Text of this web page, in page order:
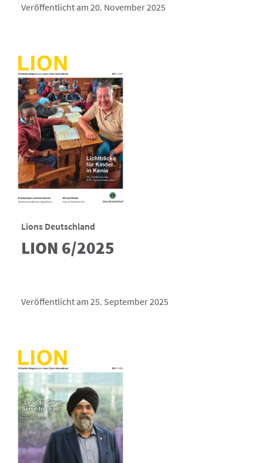
Veröffentlicht am 20. November 2025
Lions Deutschland
LION 6/2025
Veröffentlicht am 25. September 2025